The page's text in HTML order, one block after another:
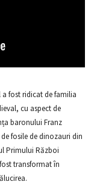
fost ridicat de familia
cu aspect de
baronului Franz
fosile de dinozauri din
Primului Război
transformat în